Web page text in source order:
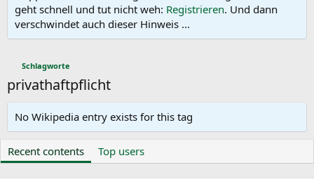
geht schnell und tut nicht weh: Registrieren. Und dann
verschwindet auch dieser Hinweis ...
Schlagworte
privathaftpflicht
No Wikipedia entry exists for this tag
Recent contents Top users